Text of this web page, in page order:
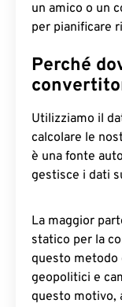
un amico o un
per pianificare
Perché
Utilizziamo il
calcolare le
è una fonte
gestisce i dati
La maggior
statico per la
questo metodo
geopolitici e
questo motivo,